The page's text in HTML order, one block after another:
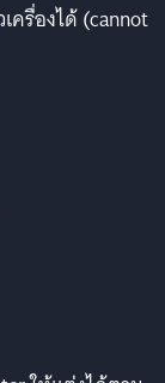
ครื่องได้ (cannot